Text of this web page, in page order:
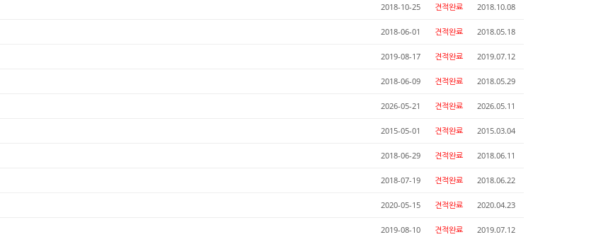
2018-10-25 견적완료 2018.10.08
2018-06-01 견적완료 2018.05.18
2019-08-17 견적완료 2019.07.12
2018-06-09 견적완료 2018.05.29
2026-05-21 견적완료 2026.05.11
2015-05-01 견적완료 2015.03.04
2018-06-29 견적완료 2018.06.11
2018-07-19 견적완료 2018.06.22
2020-05-15 견적완료 2020.04.23
2019-08-10 견적완료 2019.07.12